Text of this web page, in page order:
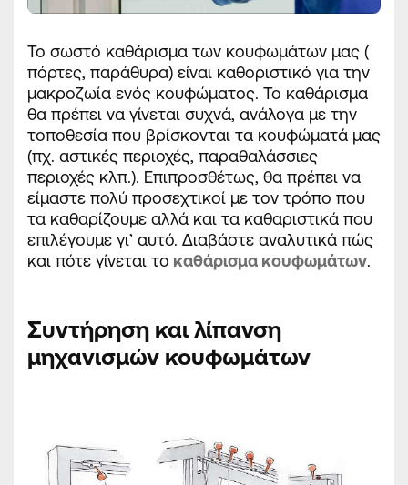
Το σωστό καθάρισμα των κουφωμάτων μας (
πόρτες, παράθυρα) είναι καθοριστικό για την
μακροζωία ενός κουφώματος. Το καθάρισμα
θα πρέπει να γίνεται συχνά, ανάλογα με την
τοποθεσία που βρίσκονται τα κουφώματά μας
(πχ. αστικές περιοχές, παραθαλάσσιες
περιοχές κλπ.). Επιπροσθέτως, θα πρέπει να
είμαστε πολύ προσεχτικοί με τον τρόπο που
τα καθαρίζουμε αλλά και τα καθαριστικά που
επιλέγουμε γι’ αυτό. Διαβάστε αναλυτικά πώς
και πότε γίνεται το καθάρισμα κουφωμάτων.
Συντήρηση και λίπανση
μηχανισμών κουφωμάτων